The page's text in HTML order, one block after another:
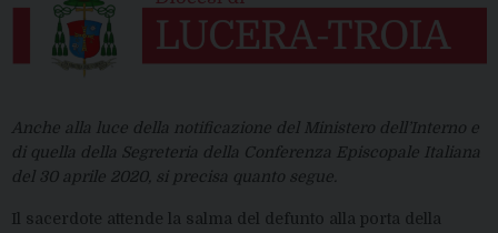
Anche alla luce della notificazione del Ministero dell’Interno e
di quella della Segreteria della Conferenza Episcopale Italiana
del 30 aprile 2020, si precisa quanto segue.
Il sacerdote attende la salma del defunto alla porta della